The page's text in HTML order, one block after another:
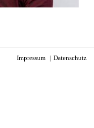
Impressum Datenschutz